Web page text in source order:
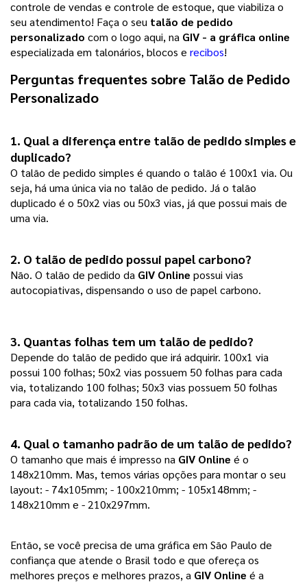
controle de vendas e controle de estoque, que viabiliza o
seu atendimento! Faça o seu talão de pedido
personalizado com o logo aqui, na GIV - a gráfica online
especializada em talonários, blocos e recibos!
Perguntas frequentes sobre Talão de Pedido
Personalizado
1. Qual a diferença entre talão de pedido simples e
duplicado?
O talão de pedido simples é quando o talão é 100x1 via. Ou
seja, há uma única via no talão de pedido. Já o talão
duplicado é o 50x2 vias ou 50x3 vias, já que possui mais de
uma via.
2. O talão de pedido possui papel carbono?
Não. O talão de pedido da GIV Online possui vias
autocopiativas, dispensando o uso de papel carbono.
3. Quantas folhas tem um talão de pedido?
Depende do talão de pedido que irá adquirir. 100x1 via
possui 100 folhas; 50x2 vias possuem 50 folhas para cada
via, totalizando 100 folhas; 50x3 vias possuem 50 folhas
para cada via, totalizando 150 folhas.
4. Qual o tamanho padrão de um talão de pedido?
O tamanho que mais é impresso na GIV Online é o
148x210mm. Mas, temos várias opções para montar o seu
layout: - 74x105mm; - 100x210mm; - 105x148mm; -
148x210mm e - 210x297mm.
Então, se você precisa de uma gráfica em São Paulo de
confiança que atende o Brasil todo e que ofereça os
melhores preços e melhores prazos, a GIV Online é a